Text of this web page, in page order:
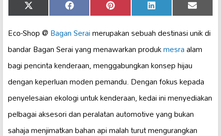
Share
on
X
(Twitter)
Share
on
Facebook Share
on
Pinterest Share
on
LinkedIn Share
on
Email
Eco-Shop @Bagan Seraimerupakan sebuah destinasi unik di
bandar Bagan Serai yang menawarkan produkmesraalam
bagi pencinta kenderaan, menggabungkan konsep hijau
dengan keperluan moden pemandu. Dengan fokus kepada
penyelesaian ekologi untuk kenderaan, kedai ini menyediakan
pelbagai aksesori dan peralatan automotive yang bukan
sahaja menjimatkan bahan api malah turut mengurangkan